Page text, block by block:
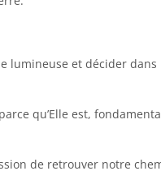
et décider dans
qu’Elle est,
de retrouver notre